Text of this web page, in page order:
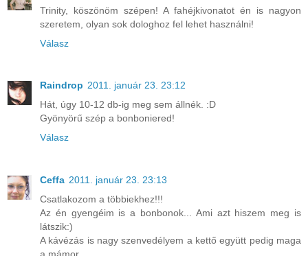
Trinity, köszönöm szépen! A fahéjkivonatot én is nagyon
szeretem, olyan sok dologhoz fel lehet használni!
Válasz
Raindrop 2011. január 23. 23:12
Hát, úgy 10-12 db-ig meg sem állnék. :D
Gyönyörű szép a bonboniered!
Válasz
Ceffa 2011. január 23. 23:13
Csatlakozom a többiekhez!!!
Az én gyengéim is a bonbonok... Ami azt hiszem meg is
látszik:)
A kávézás is nagy szenvedélyem a kettő együtt pedig maga